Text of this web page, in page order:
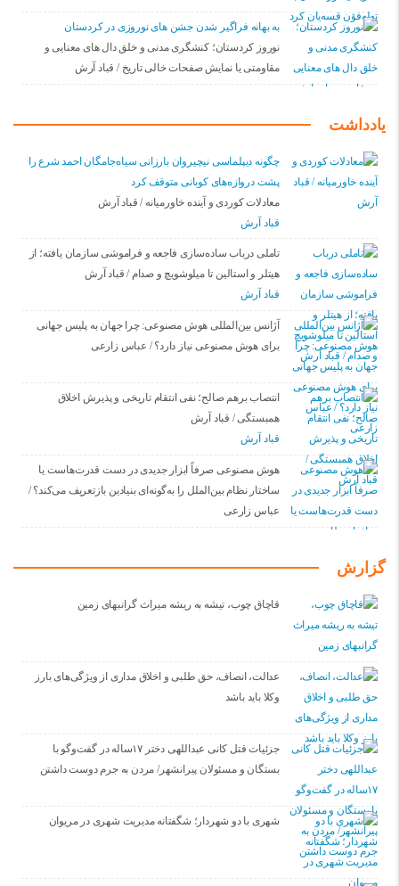
به بهانه فراگیر شدن جشن های نوروزی در کردستان
نوروز کردستان؛ کنشگری مدنی و خلق دال های معنایی و
مقاومتی یا نمایش صفحات خالی تاریخ / قباد آرش
یادداشت
چگونه دیپلماسی نیچیروان بارزانی سیاەجامگان احمد شرع را
پشت دروازەهای کوبانی متوقف کرد
معادلات کوردی و آینده خاورمیانه / قباد آرش
قباد آرش
تاملی درباب سادەسازی فاجعە و فراموشی سازمان یافتە؛ از
هیتلر و استالین تا میلوشویچ و صدام / قباد آرش
قباد آرش
آژانس بین‌المللی هوش مصنوعی: چرا جهان به پلیس جهانی
برای هوش مصنوعی نیاز دارد؟ / عباس زارعی
انتصاب برهم صالح؛ نفی انتقام تاریخی و پذیرش اخلاق
همبستگی / قباد آرش
قباد آرش
هوش مصنوعی صرفاً ابزار جدیدی در دست قدرت‌هاست یا
ساختار نظام بین‌الملل را به‌گونه‌ای بنیادین بازتعریف می‌کند؟ /
عباس زارعی
گزارش
قاچاق چوب، تیشه به ریشه میراث گرانبهای زمین
عدالت، انصاف، حق طلبی و اخلاق مداری از ویژگی‌های بارز
وکلا باید باشد
جزئیات قتل کانی عبداللهی دختر ۱۷ساله در گفت‌وگو با
بستگان و مسئولان پیرانشهر/ مردن به جرم دوست داشتن
شهری با دو شهردار؛ شگفتانه مدیریت شهری در مریوان